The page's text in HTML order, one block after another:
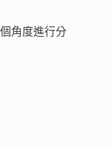
角度進行分